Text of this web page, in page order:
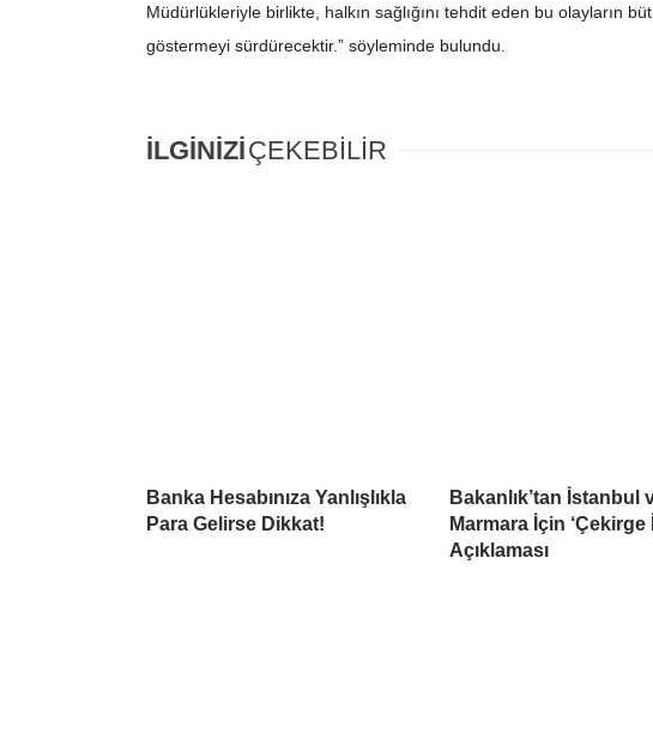
Müdürlükleriyle birlikte, halkın sağlığını tehdit eden bu olayların
göstermeyi sürdürecektir.” söyleminde bulundu.
İLGİNİZİÇEKEBİLİR
Banka Hesabınıza Yanlışlıkla
Para Gelirse Dikkat!
Bakanlık’tan İstanbul
Marmara İçin ‘Çekirge
Açıklaması